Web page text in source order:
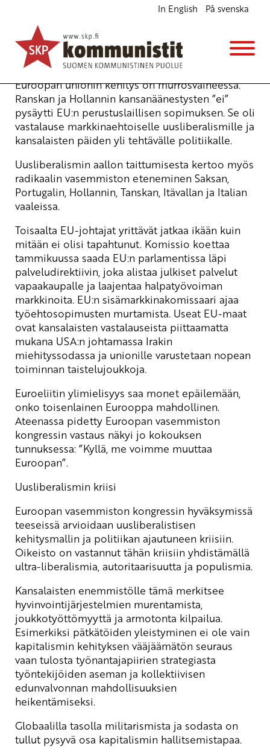
In English På svenska
"Kyllä, me voimme muuttaa Eurooppaa"
Ajankohtaista
18.10.2006 - 9:10
Yrjö Hakanen
Euroopan unionin kehitys on murrosvaiheessa.
Ranskan ja Hollannin kansanäänestysten ”ei”
pysäytti EU:n perustuslaillisen sopimuksen. Se oli
vastalause markkinaehtoiselle uusliberalismille ja
kansalaisten päiden yli tehtävälle politiikalle.
Uusliberalismin aallon taittumisesta kertoo myös
radikaalin vasemmiston eteneminen Saksan,
Portugalin, Hollannin, Tanskan, Itävallan ja Italian
vaaleissa.
Toisaalta EU-johtajat yrittävät jatkaa ikään kuin
mitään ei olisi tapahtunut. Komissio koettaa
tammikuussa saada EU:n parlamentissa läpi
palveludirektiivin, joka alistaa julkiset palvelut
vapaakaupalle ja laajentaa halpatyövoiman
markkinoita. EU:n sisämarkkinakomissaari ajaa
työehtosopimusten murtamista. Useat EU-maat
ovat kansalaisten vastalauseista piittaamatta
mukana USA:n johtamassa Irakin
miehityssodassa ja unionille varustetaan nopean
toiminnan taistelujoukkoja.
Euroeliitin ylimielisyys saa monet epäilemään,
onko toisenlainen Eurooppa mahdollinen.
Ateenassa pidetty Euroopan vasemmiston
kongressin vastaus näkyi jo kokouksen
tunnuksessa: ”Kyllä, me voimme muuttaa
Euroopan”.
Uusliberalismin kriisi
Euroopan vasemmiston kongressin hyväksymissä
teeseissä arvioidaan uusliberalistisen
kehitysmallin ja politiikan ajautuneen kriisiin.
Oikeisto on vastannut tähän kriisiin yhdistämällä
ultra-liberalismia, autoritaarisuutta ja populismia.
Kansalaisten enemmistölle tämä merkitsee
hyvinvointijärjestelmien murentamista,
joukkotyöttömyyttä ja armotonta kilpailua.
Esimerkiksi pätkätöiden yleistyminen ei ole vain
kapitalismin kehityksen vääjäämätön seuraus
vaan tulosta työnantajapiirien strategiasta
työntekijöiden aseman ja kollektiivisen
edunvalvonnan mahdollisuuksien
heikentämiseksi.
Globaalilla tasolla militarismista ja sodasta on
tullut pysyvä osa kapitalismin hallitsemistapaa.